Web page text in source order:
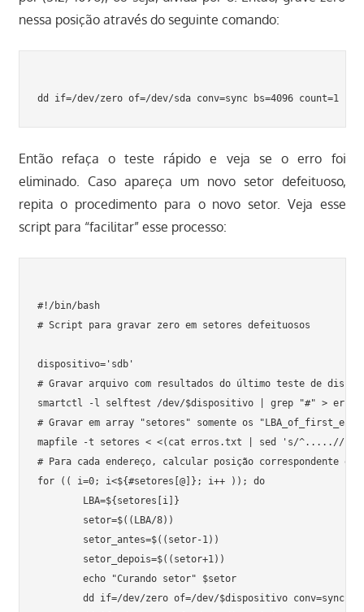
nessa posição através do seguinte comando:
Então refaça o teste rápido e veja se o erro foi
eliminado. Caso apareça um novo setor defeituoso,
repita o procedimento para o novo setor. Veja esse
script para “facilitar” esse processo:
#!/bin/bash
# Script para gravar zero em setores defeituosos
dispositivo='sdb'
# Gravar arquivo com resultados do último teste de disco
smartctl -l selftest /dev/$dispositivo | grep "#" >
# Gravar em array "setores" somente os
mapfile -t setores < <(cat erros.txt | sed 's/^.....//'
# Para cada endereço, calcular posição correspondente e
for (( i=0; i<${#setores[@]}; i++ )); do